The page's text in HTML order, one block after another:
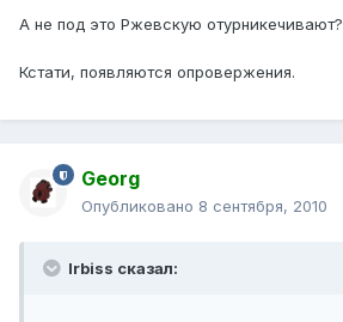
А не под это Ржевскую отурникечивают?
Кстати, появляются опровержения.
Georg
Опубликовано 8 сентября, 2010
Irbiss сказал: